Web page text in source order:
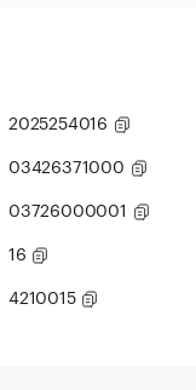
2025254016
03426371000
03726000001
16
4210015